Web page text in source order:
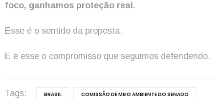
foco, ganhamos proteção real.
Esse é o sentido da proposta.
E é esse o compromisso que seguimos defendendo.
Tags: BRASIL COMISSÃO DE MEIO AMBIENTE DO SENADO